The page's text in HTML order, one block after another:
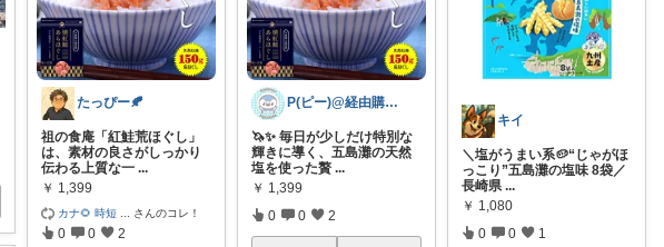
たっぴー🍂
祖の食庵「紅鮭荒ほぐし」
は、素材の良さがしっかり
伝わる上質な一 ...
￥ 1,399
カナ🌻 時短 さんのコレ！
0 0 2
P(ピー)@経由購入します！
🦄✨ 毎日が少しだけ特別な
輝きに導く、五島灘の天然
塩を使った贅 ...
￥ 1,399
0 0 2
キイ
＼塩がうまい系🥔“じゃがほ
っこり”五島灘の塩味 8袋／
長崎県 ...
￥ 1,080
0 0 1